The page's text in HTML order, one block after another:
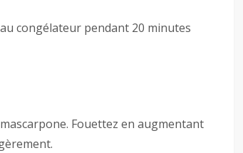
congélateur pendant 20 minutes
Fouettez en augmentant